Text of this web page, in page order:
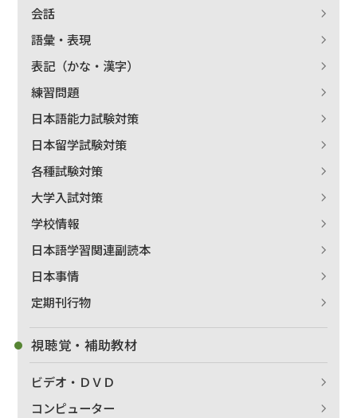
出版社名で絞り込む
会話
語彙・表現
表記（かな・漢字）
練習問題
日本語能力試験対策
日本留学試験対策
各種試験対策
大学入試対策
学校情報
日本語学習関連副読本
日本事情
定期刊行物
視聴覚・補助教材
ビデオ・ＤＶＤ
コンピューター